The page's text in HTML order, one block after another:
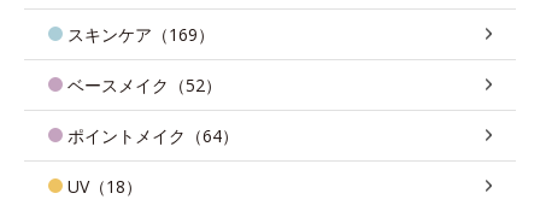
スキンケア（169）
ベースメイク（52）
ポイントメイク（64）
UV（18）